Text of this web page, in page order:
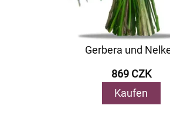
Gerbera und
869 CZK
Kaufen